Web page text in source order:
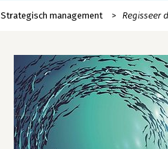
Strategisch management Regisseer